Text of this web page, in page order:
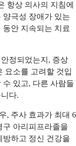
항상 의사의 지침에
양극성 장애가 있는
안 지속되는 치료
정되었는지, 증상
요소를 고려할 것입
있고, 다른 사람들
다.
, 주사 효과가 최대 6
구 아리피프라졸을
방하고 정신 건강을